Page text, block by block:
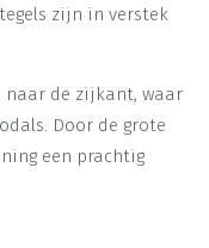
zijn in verstek
naar de zijkant, waar
Door de grote
een prachtig